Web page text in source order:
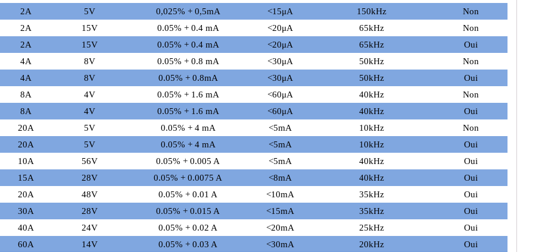
2A 5V 0,025% + 0,5mA <15μA 150kHz
Non
2A 15V 0.05% + 0.4 mA <20μA 65kHz
Non
2A 15V 0.05% + 0.4 mA <20μA 65kHz
Oui
4A 8V 0.05% + 0.8 mA <30μA 50kHz
Non
4A 8V 0.05% + 0.8mA <30μA 50kHz
Oui
8A 4V 0.05% + 1.6 mA <60μA 40kHz
Non
8A 4V 0.05% + 1.6 mA <60μA 40kHz
Oui
20A 5V 0.05% + 4 mA <5mA 10kHz
Non
20A 5V 0.05% + 4 mA <5mA 10kHz
Oui
10A 56V 0.05% + 0.005 A <5mA 40kHz
Oui
15A 28V 0.05% + 0.0075 A <8mA 40kHz
Oui
20A 48V 0.05% + 0.01 A <10mA 35kHz
Oui
30A 28V 0.05% + 0.015 A <15mA 35kHz
Oui
40A 24V 0.05% + 0.02 A <20mA 25kHz
Oui
60A 14V 0.05% + 0.03 A <30mA 20kHz
Oui